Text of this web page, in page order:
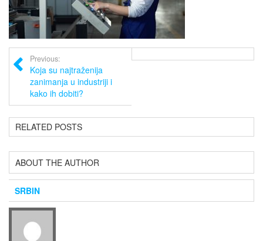
Previous:
Koja su najtraženija
zanimanja u industriji i
kako ih dobiti?
RELATED POSTS
ABOUT THE AUTHOR
SRBIN